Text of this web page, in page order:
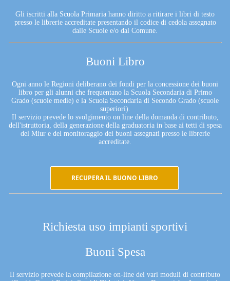
Gli iscritti alla Scuola Primaria hanno diritto a ritirare i libri di testo
presso le librerie accreditate presentando il codice di cedola assegnato
dalle Scuole e/o dal Comune.
Buoni Libro
Ogni anno le Regioni deliberano dei fondi per la concessione dei buoni
libro per gli alunni che frequentano la Scuola Secondaria di Primo
Grado (scuole medie) e la Scuola Secondaria di Secondo Grado (scuole
superiori).
Il servizio prevede lo svolgimento on line della domanda di contributo,
dell'istruttoria, della generazione della graduatoria in base ai tetti di spesa
del Miur e del monitoraggio dei buoni assegnati presso le librerie
accreditate.
RECUPERA IL BUONO LIBRO
Richiesta uso impianti sportivi
Buoni Spesa
Il servizio prevede la compilazione on-line dei vari moduli di contributo